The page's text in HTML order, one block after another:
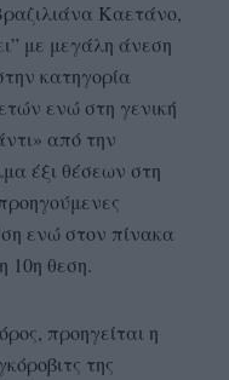
Καετάνο,
με μεγάλη άνεση
κατηγορία
ενώ στη γενική
από την
έξι θέσεων στη
ενώ στον πίνακα
10η θεση.
προηγείται η
της